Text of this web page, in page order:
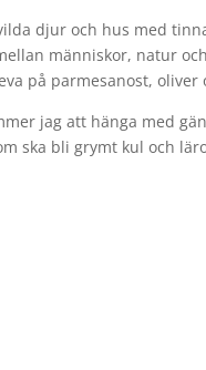
djur och hus med
människor, natur
på parmesanost, oliver
jag att hänga med
ska bli grymt kul och